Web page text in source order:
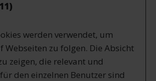
werden verwendet, um
Webseiten zu folgen. Die Absicht
zeigen, die relevant und
den einzelnen Benutzer sind